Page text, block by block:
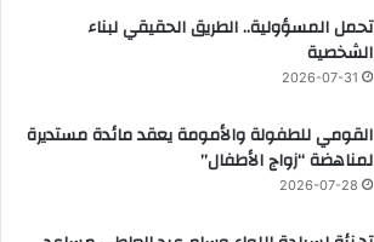
تحمل المسؤولية.. الطريق الحقيقي لبناء
الشخصية
2026-07-31
القومي للطفولة والأمومة يعقد مائدة مستديرة
لمناهضة “زواج الأطفال”
2026-07-28